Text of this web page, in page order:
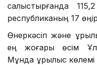
салыстырғанда
республиканың 17
Өнеркәсіп және
ең жоғары өсім
Мұнда құрылыс көлемі